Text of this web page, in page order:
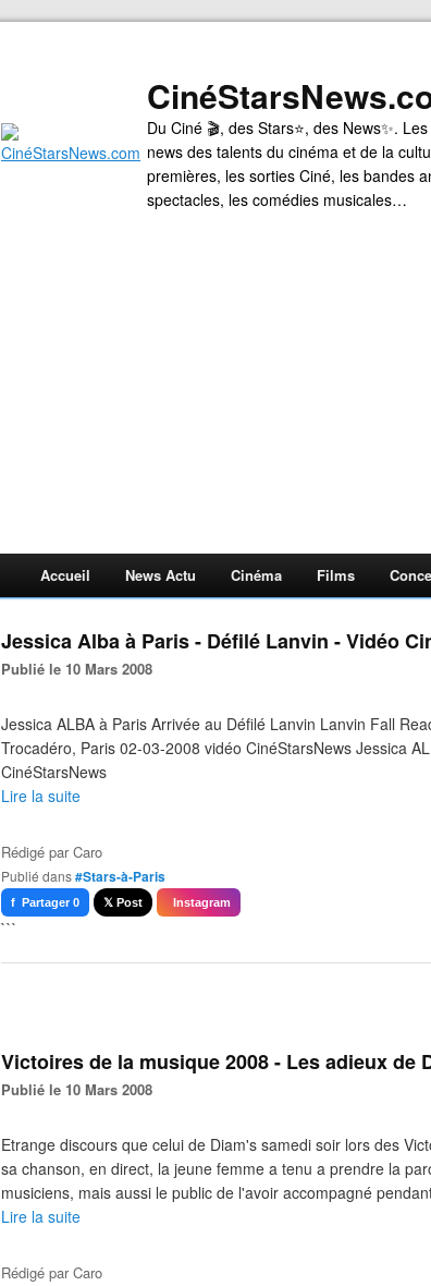
Du Ciné 🎬, des Stars⭐, des News✨.
news des talents du cinéma et de la
premières, les sorties Ciné, les bandes
spectacles, les comédies musicales…
Accueil News Actu Cinéma Films
Jessica Alba à Paris - Défilé Lanvin - Vidéo
Publié le 10 Mars 2008
Jessica ALBA à Paris Arrivée au Défilé Lanvin Lanvin Fall
Trocadéro, Paris 02-03-2008 vidéo CinéStarsNews Jessica
CinéStarsNews
Lire la suite
Rédigé parCaro
Publié dans#Stars-à-Paris
f Partager 0 𝕏 Post Instagram
```
Victoires de la musique 2008 - Les adieux de
Publié le 10 Mars 2008
Etrange discours que celui de Diam's samedi soir lors des
sa chanson, en direct, la jeune femme a tenu a prendre la
musiciens, mais aussi le public de l'avoir accompagné
Lire la suite
Rédigé parCaro